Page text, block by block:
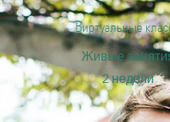
Виртуальные
Живые
2 недели